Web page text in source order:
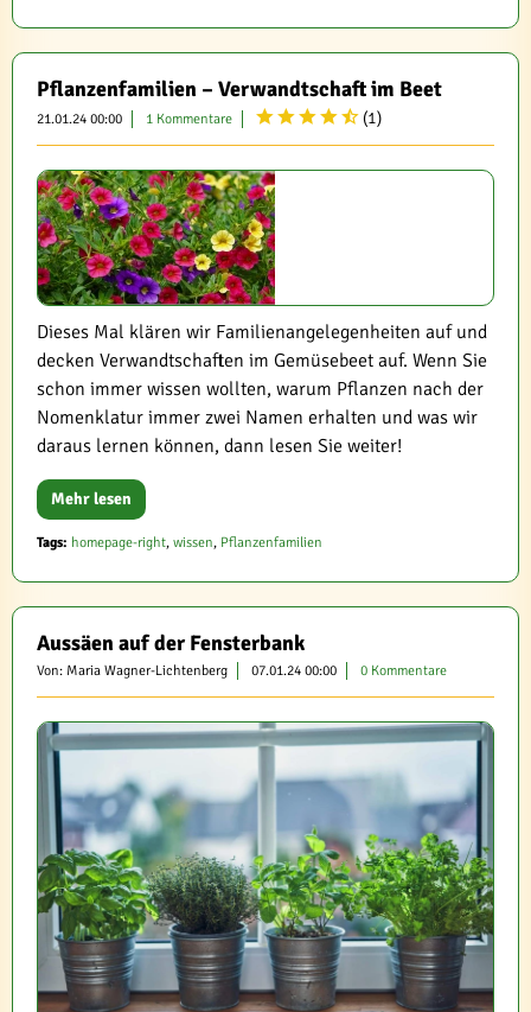
Pflanzenfamilien – Verwandtschaft im Beet
21.01.24 00:00 1 Kommentare (1)
Dieses Mal klären wir Familienangelegenheiten auf und
decken Verwandtschaften im Gemüsebeet auf. Wenn Sie
schon immer wissen wollten, warum Pflanzen nach der
Nomenklatur immer zwei Namen erhalten und was wir
daraus lernen können, dann lesen Sie weiter!
Mehr lesen
Tags: homepage-right, wissen, Pflanzenfamilien
Aussäen auf der Fensterbank
Von: Maria Wagner-Lichtenberg 07.01.24 00:00 0 Kommentare